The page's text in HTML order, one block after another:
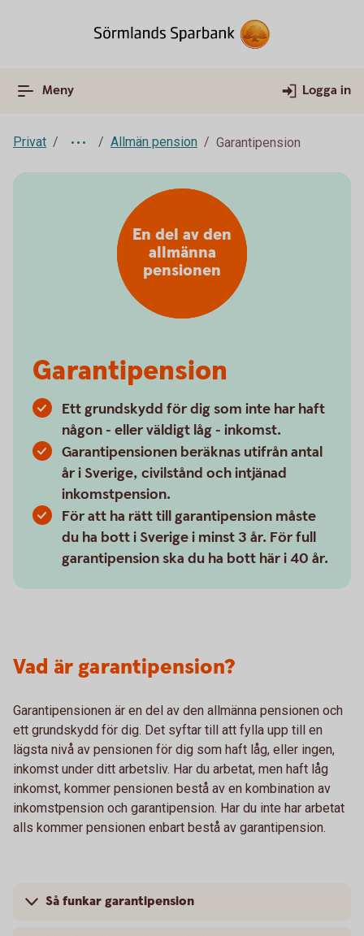
Meny Logga in
Privat Allmän pension Garantipension
Garantipension
Ett grundskydd för dig som inte har haft
någon - eller väldigt låg - inkomst.
Garantipensionen beräknas utifrån antal
år i Sverige, civilstånd och intjänad
inkomstpension.
För att ha rätt till garantipension måste
du ha bott i Sverige i minst 3 år. För full
garantipension ska du ha bott här i 40 år.
En del av den
allmänna
pensionen
Vad är garantipension?
Garantipensionen är en del av den allmänna pensionen och
ett grundskydd för dig. Det syftar till att fylla upp till en
lägsta nivå av pensionen för dig som haft låg, eller ingen,
inkomst under ditt arbetsliv. Har du arbetat, men haft låg
inkomst, kommer pensionen bestå av en kombination av
inkomstpension och garantipension. Har du inte har arbetat
alls kommer pensionen enbart bestå av garantipension.
Så funkar garantipension